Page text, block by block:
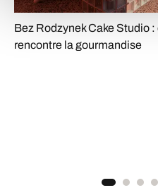
Bez Rodzynek Cake Studio
rencontre la gourmandise